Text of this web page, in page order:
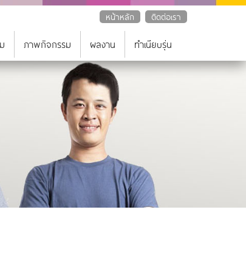
หน้าหลัก ติดต่อเรา
ภาพกิจกรรม ผลงาน ทำเนียบรุ่น